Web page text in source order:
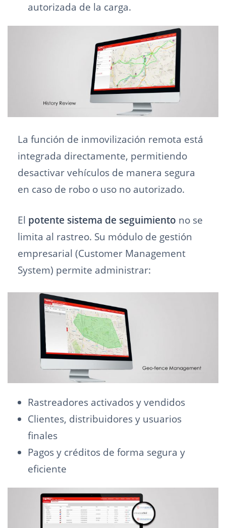
autorizada de la carga.
La función de inmovilización remota está
integrada directamente, permitiendo
desactivar vehículos de manera segura
en caso de robo o uso no autorizado.
El potente sistema de seguimiento no se
limita al rastreo. Su módulo de gestión
empresarial (Customer Management
System) permite administrar:
Rastreadores activados y vendidos
Clientes, distribuidores y usuarios
finales
Pagos y créditos de forma segura y
eficiente